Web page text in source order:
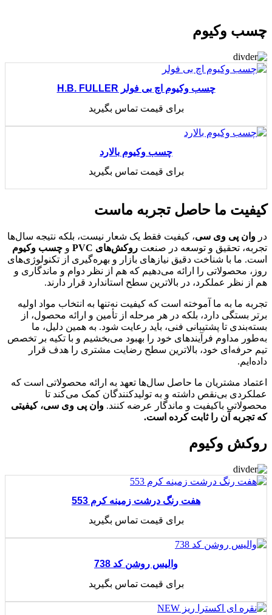
چسب وکیوم
چسب وکیوم اچ بی فولر H.B. FULLER
برای قیمت تماس بگیرید
چسب وکیوم بالارد
برای قیمت تماس بگیرید
کیفیت ما حاصل تجربه ماست
در وان پی وی سی، کیفیت فقط یک شعار نیست، بلکه نتیجه سال‌ها
تجربه، تحقیق و توسعه در صنعت روکش‌های PVC و چسب وکیوم
است. ما با شناخت دقیق نیازهای بازار و بهره‌گیری از تکنولوژی‌های
روز، محصولاتی را ارائه می‌دهیم که هم از نظر دوام و ماندگاری و
هم از نظر عملکرد، در بالاترین سطح استاندارد قرار دارند.
تجربه ما به ما آموخته است که کیفیت نه‌تنها به انتخاب مواد اولیه
برتر بستگی دارد، بلکه در هر مرحله از تأمین و ارائه محصول، از
بسته‌بندی تا پشتیبانی فنی، باید رعایت شود. به همین دلیل، ما
به‌طور مداوم فرآیندهای خود را بهبود می‌بخشیم و با تکیه بر تخصص
تیم حرفه‌ای خود، بالاترین سطح رضایت مشتری را هدف قرار
داده‌ایم.
اعتماد مشتریان ما حاصل سال‌ها تعهد به ارائه محصولاتی است که
عملکردی بی‌نقص داشته و به تولیدکنندگان کمک می‌کند تا
محصولاتی باکیفیت و ماندگار عرضه کنند. وان پی وی سی، کیفیتی
که تجربه آن را ثابت کرده است.
روکش وکیوم
هفت رنگ درشت زمینه کرم 553
برای قیمت تماس بگیرید
والیس روشن کد 738
برای قیمت تماس بگیرید